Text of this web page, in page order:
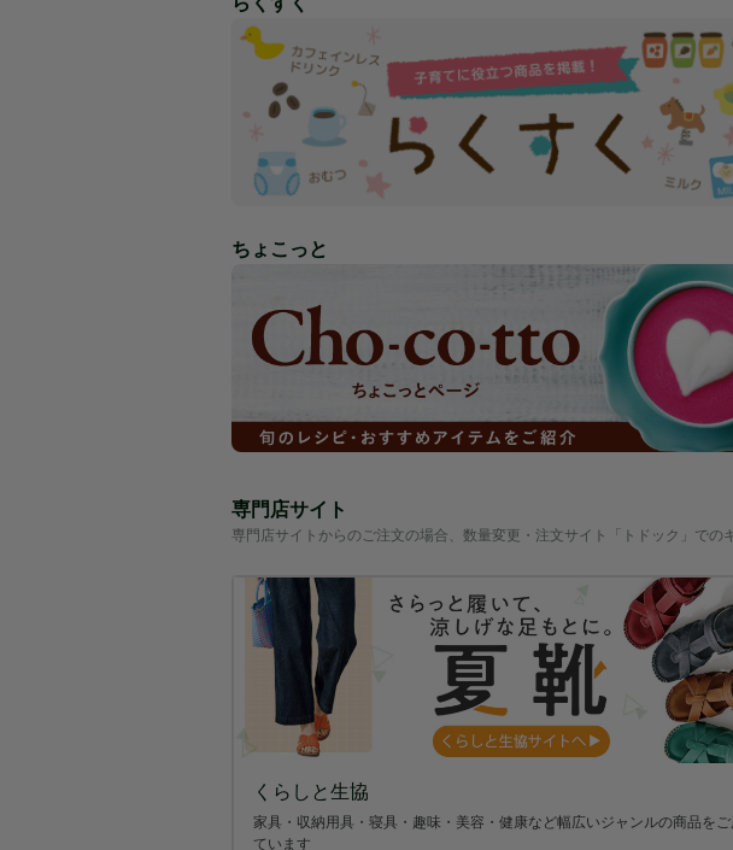
ちょこっと
専門店サイト
専門店サイトからのご注文の場合、数量変更・注文サイト「トドック」での
くらしと生協
家具・収納用具・寝具・趣味・美容・健康など幅広いジャンルの商品をご
ています